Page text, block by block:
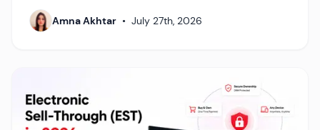
Amna Akhtar • July 27th, 2026